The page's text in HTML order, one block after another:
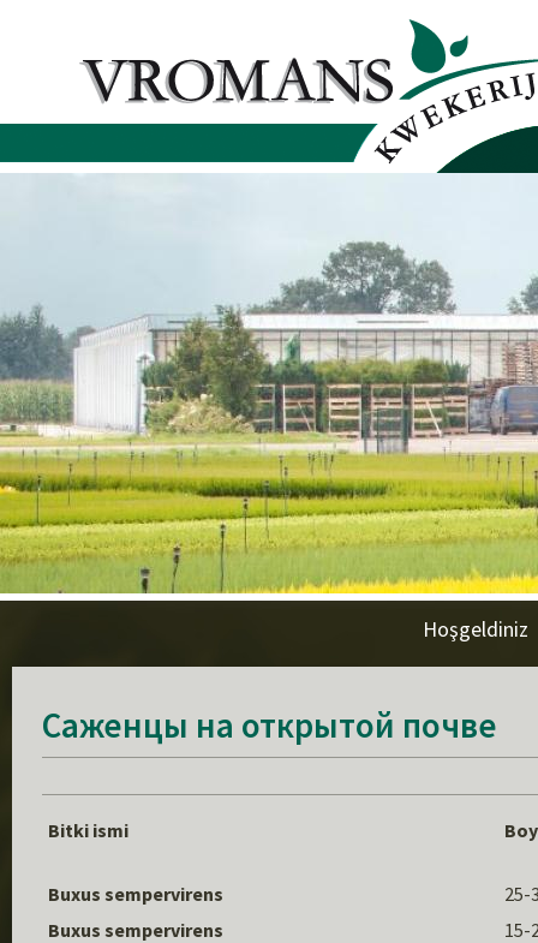
Hoşgeldiniz
Саженцы на открытой почве
Bitki ismi
Buxus sempervirens
25-
Buxus sempervirens
15-